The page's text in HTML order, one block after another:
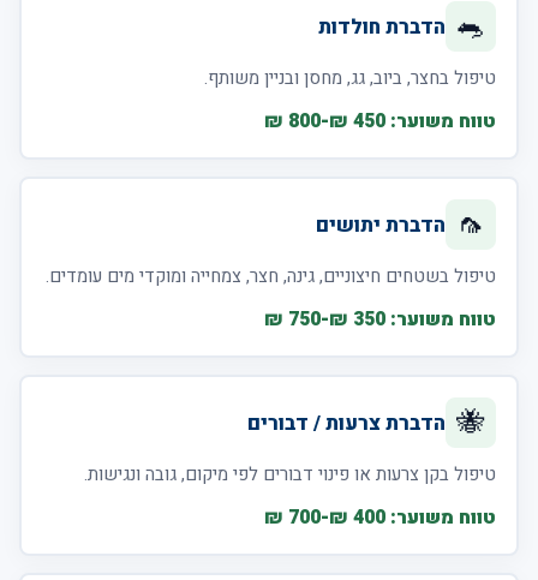
🐀 הדברת חולדות
טיפול בחצר, ביוב, גג, מחסן ובניין משותף.
טווח משוער: 450 ₪-800 ₪
🦟 הדברת יתושים
טיפול בשטחים חיצוניים, גינה, חצר, צמחייה ומוקדי מים עומדים.
טווח משוער: 350 ₪-750 ₪
🐝 הדברת צרעות / דבורים
טיפול בקן צרעות או פינוי דבורים לפי מיקום, גובה ונגישות.
טווח משוער: 400 ₪-700 ₪